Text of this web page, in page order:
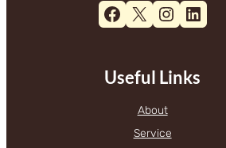
Facebook X Instagram LinkedIn
Useful Links
About
Service